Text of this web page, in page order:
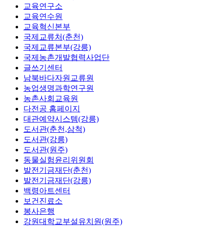
교육연구소
교육연수원
교육혁신본부
국제교류처(춘천)
국제교류본부(강릉)
국제농촌개발협력사업단
글쓰기센터
남북바다자원교류원
농업생명과학연구원
농촌사회교육원
다전공 홈페이지
대관예약시스템(강릉)
도서관(춘천,삼척)
도서관(강릉)
도서관(원주)
동물실험윤리위원회
발전기금재단(춘천)
발전기금재단(강릉)
백령아트센터
보건진료소
봉사은행
강원대학교부설유치원(원주)